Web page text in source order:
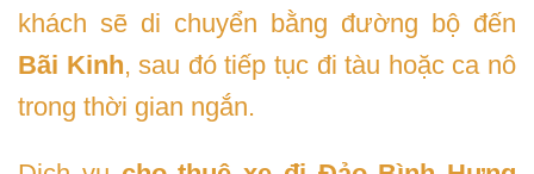
khách sẽ di chuyển bằng đường bộ đến
Bãi Kinh, sau đó tiếp tục đi tàu hoặc ca nô
trong thời gian ngắn.